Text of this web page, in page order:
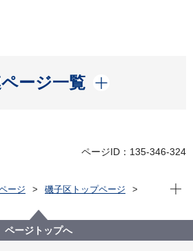
ージ一覧
開く
ページID：135-346-324
ージ
磯子区トップページ
ニュース
り塾２０２３が開催されました
現在
ページトップへ